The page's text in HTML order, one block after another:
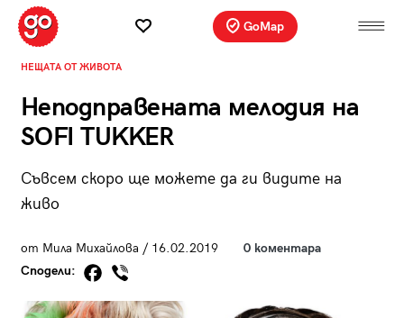
GoMap
НЕЩАТА ОТ ЖИВОТА
Неподправената мелодия на
SOFI TUKKER
Съвсем скоро ще можете да ги видите на
живо
от Мила Михайлова / 16.02.2019
0 коментара
Сподели: